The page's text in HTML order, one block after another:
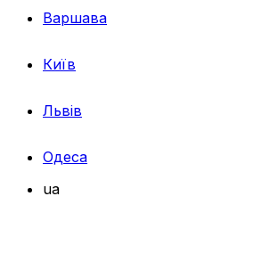
Варшава
Київ
Львів
Одеса
ua